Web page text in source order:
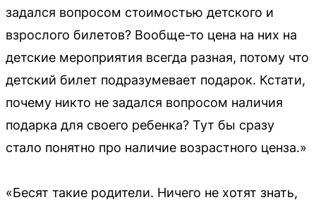
задался вопросом стоимостью детского и
взрослого билетов? Вообще-то цена на них на
детские мероприятия всегда разная, потому что
детский билет подразумевает подарок. Кстати,
почему никто не задался вопросом наличия
подарка для своего ребенка? Тут бы сразу
стало понятно про наличие возрастного ценза.»
«Бесят такие родители. Ничего не хотят знать,